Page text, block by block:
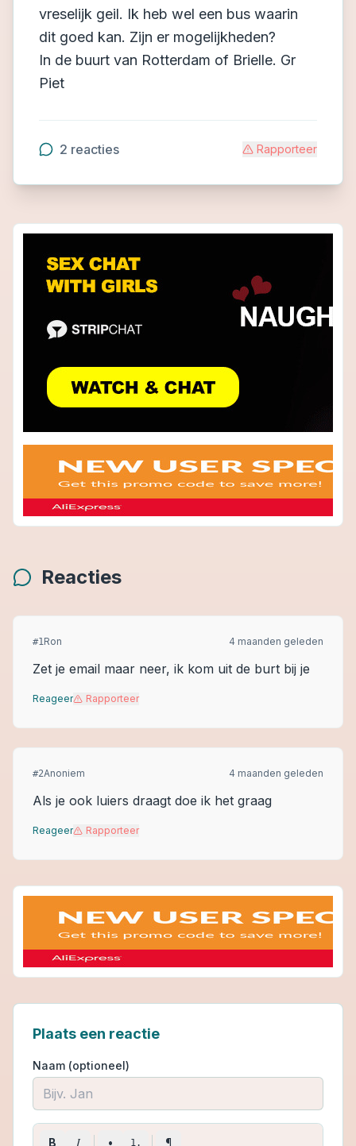
vreselijk geil. Ik heb wel een bus waarin
dit goed kan. Zijn er mogelijkheden?
In de buurt van Rotterdam of Brielle. Gr
Piet
2 reacties Rapporteer
Reacties
#1Ron 4 maanden geleden
Zet je email maar neer, ik kom uit de burt bij je
Reageer Rapporteer
#2Anoniem 4 maanden geleden
Als je ook luiers draagt doe ik het graag
Reageer Rapporteer
Plaats een reactie
Naam (optioneel)
B I • 1. ¶